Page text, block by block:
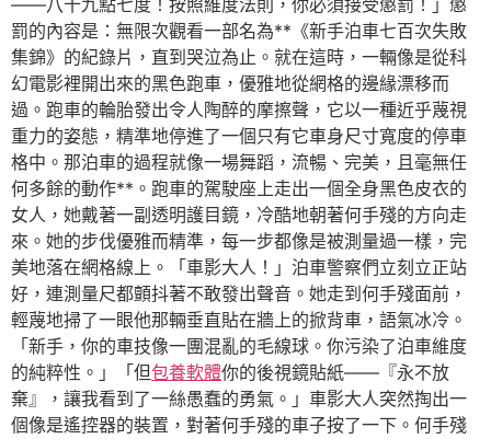
——八十九點七度！按照維度法則，你必須接受懲罰！」懲
罰的內容是：無限次觀看一部名為**《新手泊車七百次失敗
集錦》的紀錄片，直到哭泣為止。就在這時，一輛像是從科
幻電影裡開出來的黑色跑車，優雅地從網格的邊緣漂移而
過。跑車的輪胎發出令人陶醉的摩擦聲，它以一種近乎蔑視
重力的姿態，精準地停進了一個只有它車身尺寸寬度的停車
格中。那泊車的過程就像一場舞蹈，流暢、完美，且毫無任
何多餘的動作**。跑車的駕駛座上走出一個全身黑色皮衣的
女人，她戴著一副透明護目鏡，冷酷地朝著何手殘的方向走
來。她的步伐優雅而精準，每一步都像是被測量過一樣，完
美地落在網格線上。「車影大人！」泊車警察們立刻立正站
好，連測量尺都顫抖著不敢發出聲音。她走到何手殘面前，
輕蔑地掃了一眼他那輛垂直貼在牆上的掀背車，語氣冰冷。
「新手，你的車技像一團混亂的毛線球。你污染了泊車維度
的純粹性。」「但包養軟體你的後視鏡貼紙——『永不放
棄』，讓我看到了一絲愚蠢的勇氣。」車影大人突然掏出一
個像是遙控器的裝置，對著何手殘的車子按了一下。何手殘